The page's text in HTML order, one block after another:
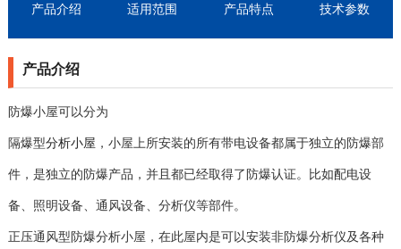
产品介绍 适用范围 产品特点 技术参数
产品介绍
防爆小屋可以分为
隔爆型分析小屋，小屋上所安装的所有带电设备都属于独立的防爆部
件，是独立的防爆产品，并且都已经取得了防爆认证。比如配电设
备、照明设备、通风设备、分析仪等部件。
正压通风型防爆分析小屋，在此屋内是可以安装非防爆分析仪及各种